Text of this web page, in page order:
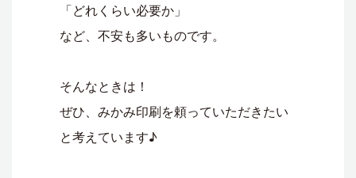
「どれくらい必要か」
など、不安も多いものです。
そんなときは！
ぜひ、みかみ印刷を頼っていただきたい
と考えています♪